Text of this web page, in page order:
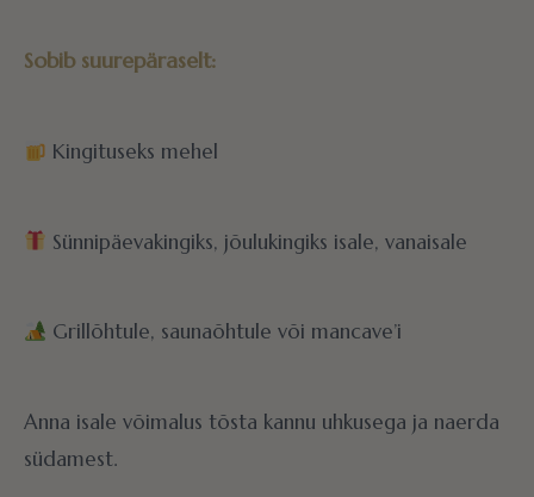
Sobib suurepäraselt:
Kingituseks mehel
Sünnipäevakingiks, jõulukingiks isale, vanaisale
Grillõhtule, saunaõhtule või mancave’i
Anna isale võimalus tõsta kannu uhkusega ja naerda
südamest.